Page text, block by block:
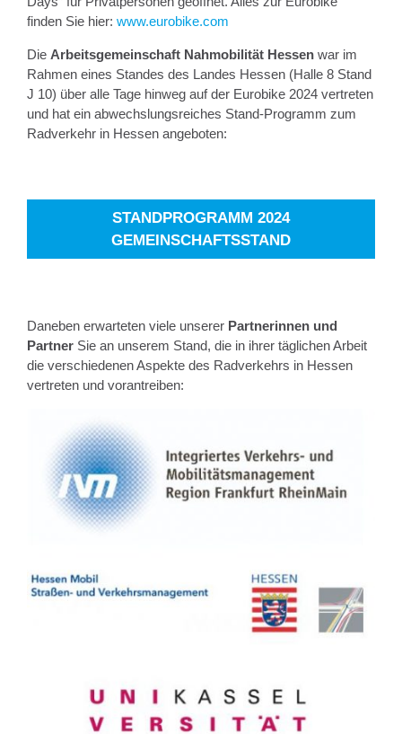
finden Sie hier: www.eurobike.com
Die Arbeitsgemeinschaft Nahmobilität Hessen war im
Rahmen eines Standes des Landes Hessen (Halle 8 Stand
J 10) über alle Tage hinweg auf der Eurobike 2024 vertreten
und hat ein abwechslungsreiches Stand-Programm zum
Radverkehr in Hessen angeboten:
STANDPROGRAMM 2024
GEMEINSCHAFTSSTAND
Daneben erwarteten viele unserer Partnerinnen und
Partner Sie an unserem Stand, die in ihrer täglichen Arbeit
die verschiedenen Aspekte des Radverkehrs in Hessen
vertreten und vorantreiben: